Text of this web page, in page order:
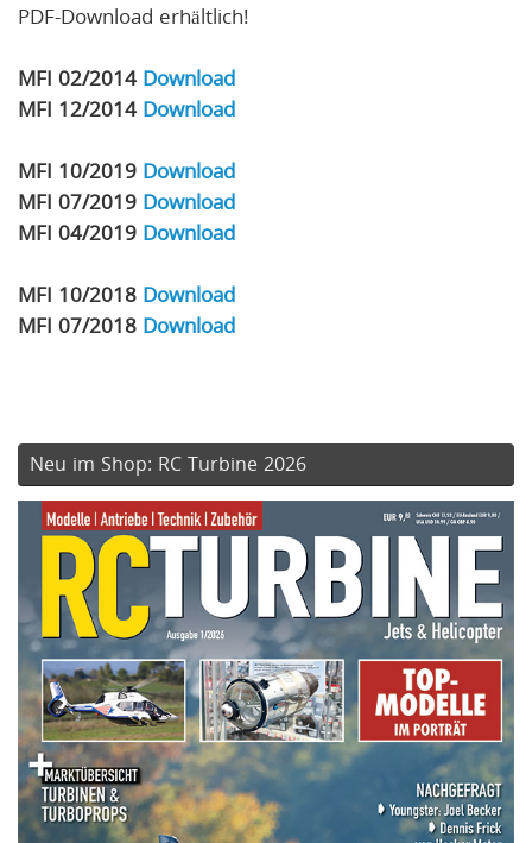
PDF-Download erhältlich!
MFI 02/2014 Download
MFI 12/2014 Download
MFI 10/2019 Download
MFI 07/2019 Download
MFI 04/2019 Download
MFI 10/2018 Download
MFI 07/2018 Download
Neu im Shop: RC Turbine 2026